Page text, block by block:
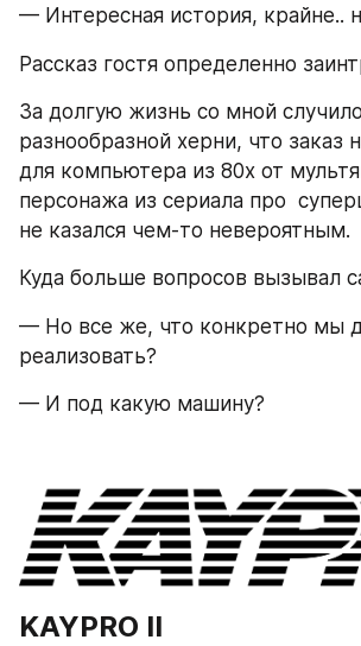
— Интересная история, крайне..
Рассказ гостя определенно
За долгую жизнь со мной
разнообразной херни, что заказ
для компьютера из 80х от
персонажа из сериала про
не казался чем-то невероятным.
Куда больше вопросов вызывал
— Но все же, что конкретно мы
реализовать?
— И под какую машину?
KAYPRO II